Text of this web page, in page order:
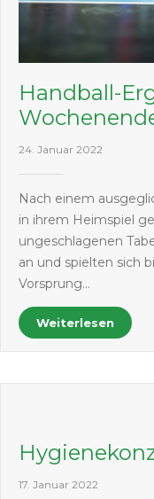
Handball-
24. Januar 2022
Nach einem
in ihrem Heimspiel
ungeschlagenen
an und spielten sich
Vorsprung…
Weiterlesen
17. Januar 2022